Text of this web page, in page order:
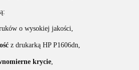
o wysokiej jakości,
z drukarką HP P1606dn,
krycie,